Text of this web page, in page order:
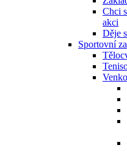
Chci
akci
Děje
Sportovní